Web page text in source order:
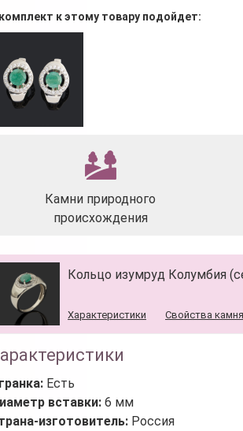
к этому товару подойдет:
Камни природного
происхождения
Кольцо изумруд Колумбия
Характеристики Свойства камня
Есть
вставки: 6 мм
изготовитель: Россия